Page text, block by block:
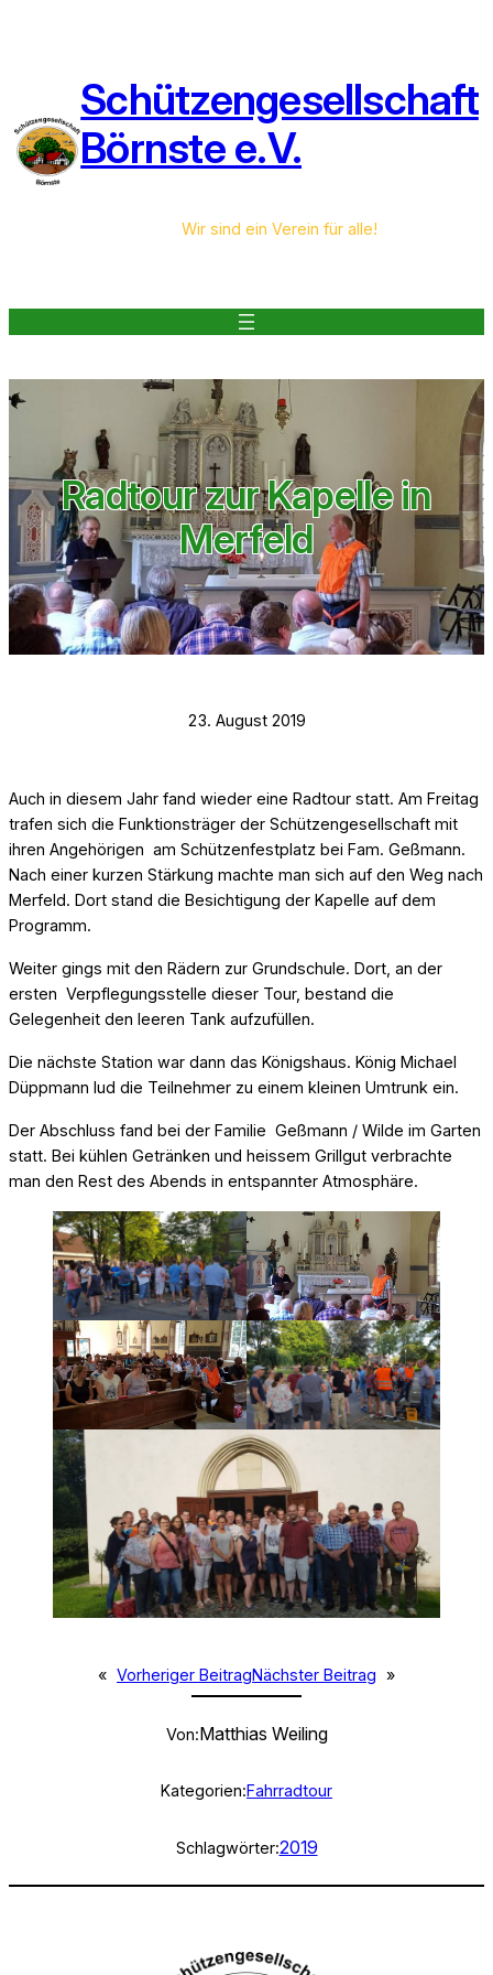
Schützengesellschaft
Börnste e.V.
Wir sind ein Verein für alle!
Radtour zur Kapelle in
Merfeld
23. August 2019
Auch in diesem Jahr fand wieder eine Radtour statt. Am Freitag
trafen sich die Funktionsträger der Schützengesellschaft mit
ihren Angehörigen am Schützenfestplatz bei Fam. Geßmann.
Nach einer kurzen Stärkung machte man sich auf den Weg nach
Merfeld. Dort stand die Besichtigung der Kapelle auf dem
Programm.
Weiter gings mit den Rädern zur Grundschule. Dort, an der
ersten Verpflegungsstelle dieser Tour, bestand die
Gelegenheit den leeren Tank aufzufüllen.
Die nächste Station war dann das Königshaus. König Michael
Düppmann lud die Teilnehmer zu einem kleinen Umtrunk ein.
Der Abschluss fand bei der Familie Geßmann / Wilde im Garten
statt. Bei kühlen Getränken und heissem Grillgut verbrachte
man den Rest des Abends in entspannter Atmosphäre.
« Vorheriger BeitragNächster Beitrag »
Von:Matthias Weiling
Kategorien:Fahrradtour
Schlagwörter:2019